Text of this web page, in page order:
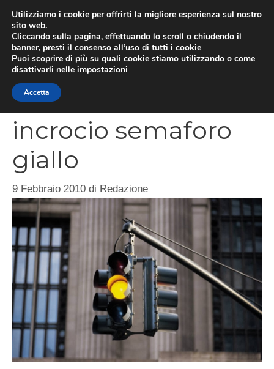
contenuto
Attraversamento
incrocio semaforo
giallo
9 Febbraio 2010 di Redazione
Utilizziamo i cookie per offrirti la migliore esperienza sul nostro
sito web.
Cliccando sulla pagina, effettuando lo scroll o chiudendo il
banner, presti il consenso all’uso di tutti i cookie
Puoi scoprire di più su quali cookie stiamo utilizzando o come
disattivarli nelle impostazioni
Accetta